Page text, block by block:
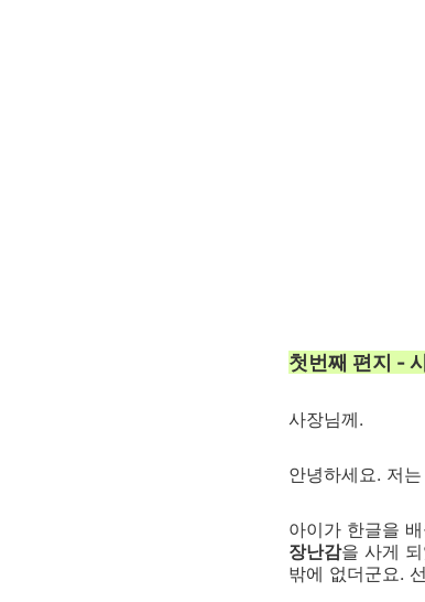
첫번째 편지 -
사장님께.
안녕하세요. 저
아이가 한글을
장난감을 사게
밖에 없더군요.